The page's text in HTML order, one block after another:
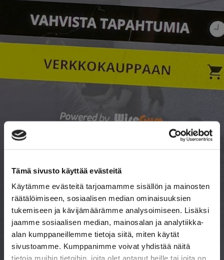
Tämä sivusto käyttää evästeitä
Käytämme evästeitä tarjoamamme sisällön ja mainosten
räätälöimiseen, sosiaalisen median ominaisuuksien
tukemiseen ja kävijämäärämme analysoimiseen. Lisäksi
jaamme sosiaalisen median, mainosalan ja analytiikka-
alan kumppaneillemme tietoja siitä, miten käytät
sivustoamme. Kumppanimme voivat yhdistää näitä
tietoja muihin tietoihin, joita olet antanut heille tai joita on